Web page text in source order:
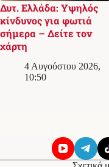
Δυτ. Ελλάδα: Υψηλός
κίνδυνος για φωτιά
σήμερα – Δείτε τον
χάρτη
4 Αυγούστου 2026,
10:50